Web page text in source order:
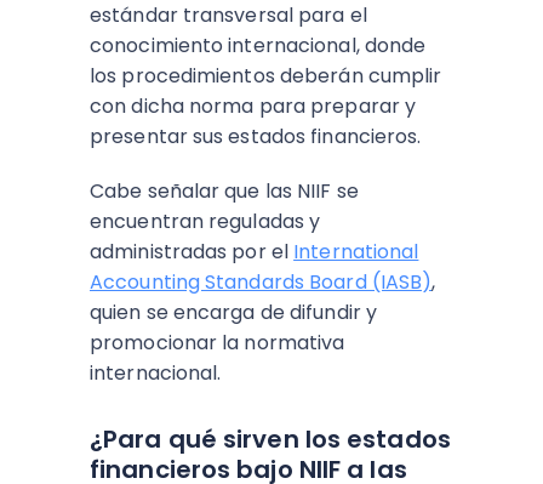
estándar transversal para el
conocimiento internacional, donde
los procedimientos deberán cumplir
con dicha norma para preparar y
presentar sus estados financieros.
Cabe señalar que las NIIF se
encuentran reguladas y
administradas por el International
Accounting Standards Board (IASB),
quien se encarga de difundir y
promocionar la normativa
internacional.
¿Para qué sirven los estados
financieros bajo NIIF a las